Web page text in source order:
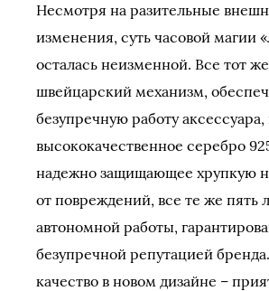
Несмотря на разительные
изменения, суть часовой магии
осталась неизменной. Все тот
швейцарский механизм,
безупречную работу аксессуара,
высококачественное серебро
надежно защищающее хрупкую
от повреждений, все те же пять
автономной работы,
безупречной репутацией
качество в новом дизайне –